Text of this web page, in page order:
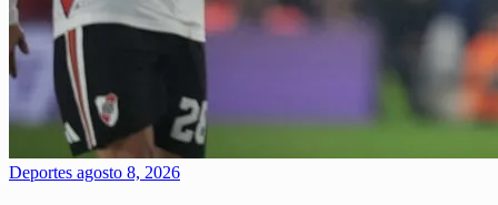
Deportes agosto 8, 2026